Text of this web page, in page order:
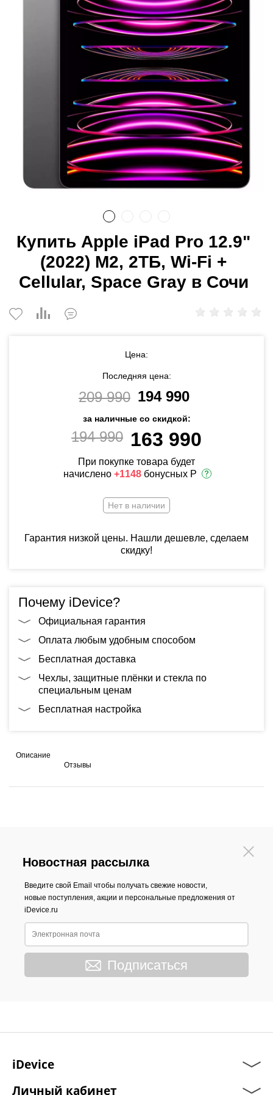
Купить Apple iPad Pro 12.9"
(2022) M2, 2ТБ, Wi-Fi +
Cellular, Space Gray в Сочи
Цена:
Последняя цена:
209 990 194 990
за наличные со скидкой:
194 990 163 990
При покупке товара будет
начислено +1148бонусных Р
Нет в наличии
Гарантия низкой цены. Нашли дешевле, сделаем
скидку!
Почему iDevice?
Официальная гарантия
Оплата любым удобным способом
Бесплатная доставка
Чехлы, защитные плёнки и стекла по
специальным ценам
Бесплатная настройка
Описание
Отзывы
Новостная рассылка
Введите свой Email чтобы получать свежие новости,
новые поступления, акции и персональные предложения от
iDevice.ru
Подписаться
iDevice
Личный кабинет